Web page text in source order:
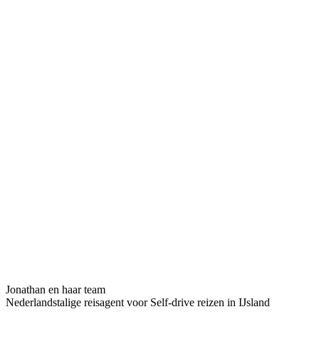
Jonathan en haar team
Nederlandstalige reisagent voor Self-drive reizen in IJsland